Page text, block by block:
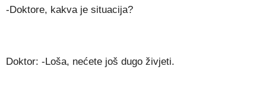
-Doktore, kakva je situacija?
Doktor: -Loša, nećete još dugo živjeti.